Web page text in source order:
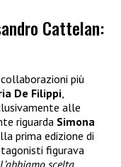
Cattelan:
più
De Filippi
alle
riguarda Simona
prima edizione di
figurava
L’abbiamo scelta